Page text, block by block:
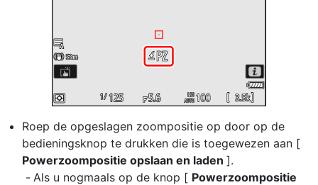
Roep de opgeslagen zoompositie op door op de
bedieningsknop te drukken die is toegewezen aan [
Powerzoompositie opslaan en laden ].
Als u nogmaals op de knop [ Powerzoompositie